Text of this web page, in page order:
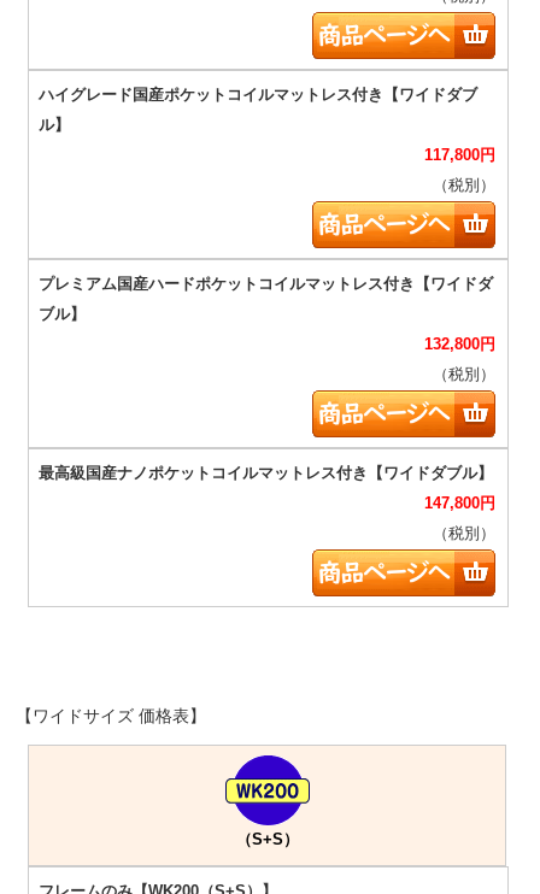
117,800円
（税別）
132,800円
（税別）
147,800円
（税別）
【ワイドサイズ 価格表】
（S+S）